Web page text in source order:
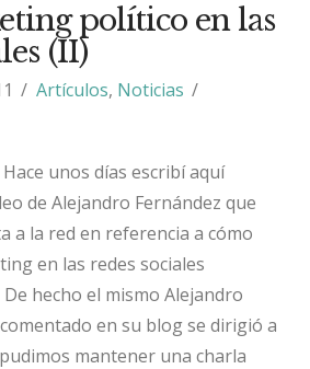
político en las
(II)
Artículos, Noticias
unos días escribí aquí
de Alejandro Fernández que
a la red en referencia a cómo
en las redes sociales
hecho el mismo Alejandro
en su blog se dirigió a
mantener una charla